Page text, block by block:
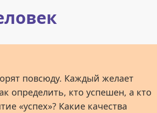
повсюду. Каждый желает
определить, кто успешен, а кто
«успех»? Какие качества